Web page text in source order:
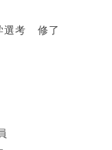
選考 修了